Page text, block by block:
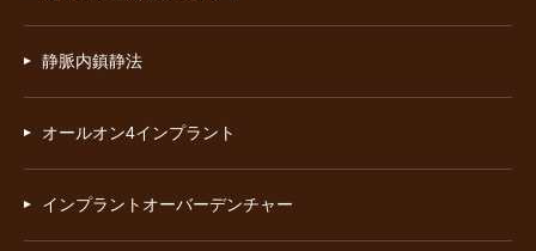
静脈内鎮静法
オールオン4インプラント
インプラントオーバーデンチャー